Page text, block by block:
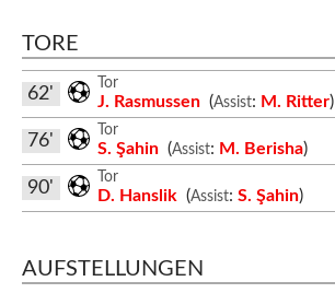
TORE
Tor
J. Rasmussen (Assist: M. Ritter)
62'
Tor
S. Şahin (Assist: M. Berisha)
76'
Tor
D. Hanslik (Assist: S. Şahin)
90'
AUFSTELLUNGEN